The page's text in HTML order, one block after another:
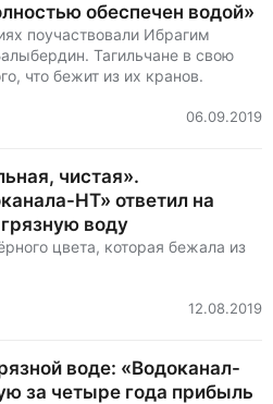
обеспечен водой»
поучаствовали Ибрагим
Тагильчане в свою
что бежит из их кранов.
06.09.2019
чистая».
НТ» ответил на
воду
цвета, которая бежала из
12.08.2019
воде: «Водоканал-
за четыре года прибыль